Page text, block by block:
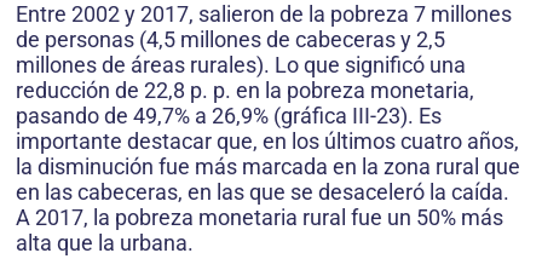
Entre 2002 y 2017, salieron de la pobreza 7 millones
de personas (4,5 millones de cabeceras y 2,5
millones de áreas rurales). Lo que significó una
reducción de 22,8 p. p. en la pobreza monetaria,
pasando de 49,7% a 26,9% (gráfica III-23). Es
importante destacar que, en los últimos cuatro años,
la disminución fue más marcada en la zona rural que
en las cabeceras, en las que se desaceleró la caída.
A 2017, la pobreza monetaria rural fue un 50% más
alta que la urbana.